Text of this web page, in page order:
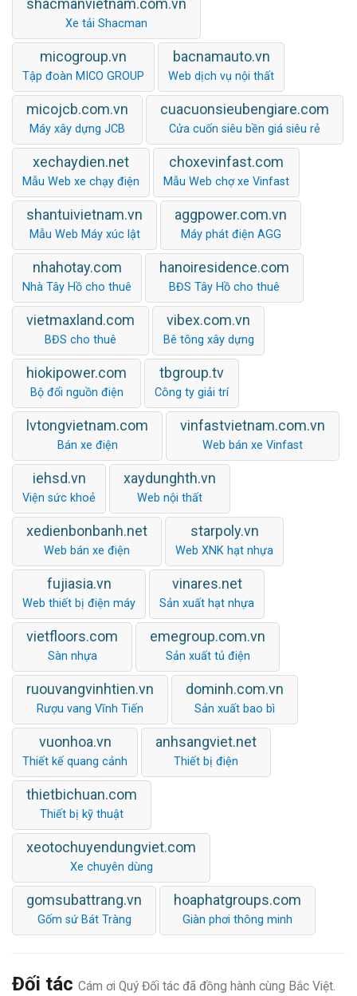
shacmanvietnam.com.vn
Xe tải Shacman
micogroup.vn
Tập đoàn MICO GROUP
bacnamauto.vn
Web dịch vụ nội thất
micojcb.com.vn
Máy xây dựng JCB
cuacuonsieubengiare.com
Cửa cuốn siêu bền giá siêu rẻ
xechaydien.net
Mẫu Web xe chạy điện
choxevinfast.com
Mẫu Web chợ xe Vinfast
shantuivietnam.vn
Mẫu Web Máy xúc lật
aggpower.com.vn
Máy phát điện AGG
nhahotay.com
Nhà Tây Hồ cho thuê
hanoiresidence.com
BĐS Tây Hồ cho thuê
vietmaxland.com
BĐS cho thuê
vibex.com.vn
Bê tông xây dựng
hiokipower.com
Bộ đổi nguồn điện
tbgroup.tv
Công ty giải trí
lvtongvietnam.com
Bán xe điện
vinfastvietnam.com.vn
Web bán xe Vinfast
iehsd.vn
Viện sức khoẻ
xaydunghth.vn
Web nội thất
xedienbonbanh.net
Web bán xe điện
starpoly.vn
Web XNK hạt nhựa
fujiasia.vn
Web thiết bị điện máy
vinares.net
Sản xuất hạt nhựa
vietfloors.com
Sàn nhựa
emegroup.com.vn
Sản xuất tủ điện
ruouvangvinhtien.vn
Rượu vang Vĩnh Tiến
dominh.com.vn
Sản xuất bao bì
vuonhoa.vn
Thiết kế quang cảnh
anhsangviet.net
Thiết bị điện
thietbichuan.com
Thiết bị kỹ thuật
xeotochuyendungviet.com
Xe chuyên dùng
gomsubattrang.vn
Gốm sứ Bát Tràng
hoaphatgroups.com
Giàn phơi thông minh
Đối tác Cám ơi Quý Đối tác đã đồng hành cùng Bắc Việt.